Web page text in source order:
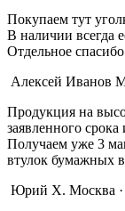
Покупаем тут
В наличии всегда
Отдельное
Алексей Иванов
Продукция на
заявленного
Получаем уже 3
втулок бумажных
Юрий Х. Москва